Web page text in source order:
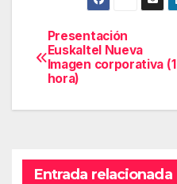
Navegación
de
entradas
Presentación
Euskaltel Nueva
Imagen corporativa (1
hora)
Entrada relacionada